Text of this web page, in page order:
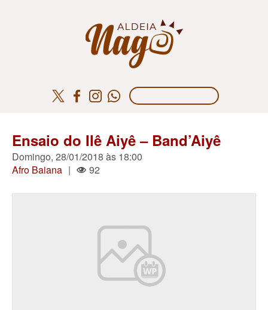
Ensaio do Ilê Aiyê – Band’Aiyê
Domingo, 28/01/2018 às 18:00
Afro Baiana | 92